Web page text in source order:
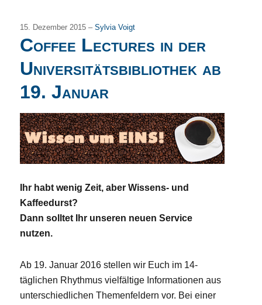
15. Dezember 2015 –Sylvia Voigt
Coffee Lectures in der
Universitätsbibliothek ab
19. Januar
Ihr habt wenig Zeit, aber Wissens- und
Kaffeedurst?
Dann solltet Ihr unseren neuen Service
nutzen.
Ab 19. Januar 2016 stellen wir Euch im 14-
täglichen Rhythmus vielfältige Informationen aus
unterschiedlichen Themenfeldern vor. Bei einer